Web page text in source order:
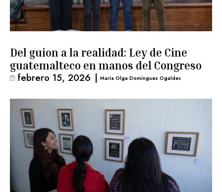
Del guion a la realidad: Ley de Cine
guatemalteco en manos del Congreso
febrero 15, 2026 | María Olga Domínguez Ogaldes